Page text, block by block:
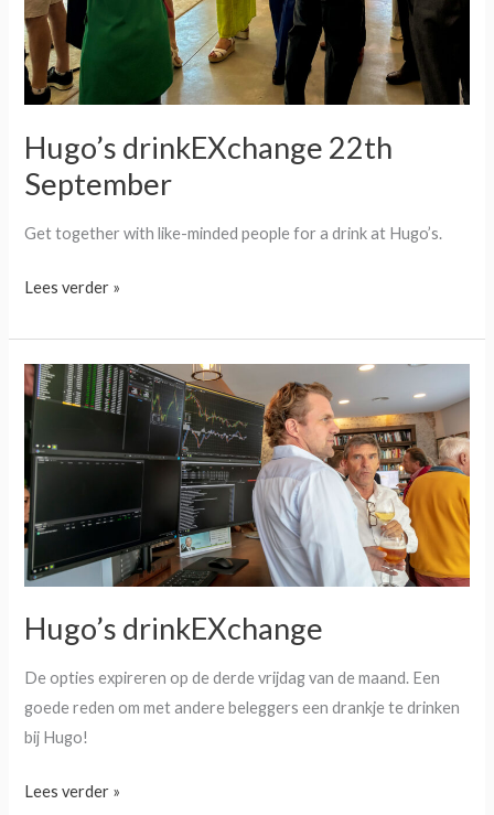
Hugo’s drinkEXchange 22th
September
Get together with like-minded people for a drink at Hugo’s.
Lees verder »
Hugo’s drinkEXchange
De opties expireren op de derde vrijdag van de maand. Een
goede reden om met andere beleggers een drankje te drinken
bij Hugo!
Hugo’s
drinkEXchange
Lees verder »